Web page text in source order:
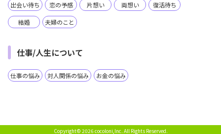
出会い待ち 恋の予感 片想い 両想い 復活待ち
結婚 夫婦のこと
仕事/人生について
仕事の悩み 対人関係の悩み お金の悩み
Copyright© 2026 cocoloni,Inc. All Rights Reserved.